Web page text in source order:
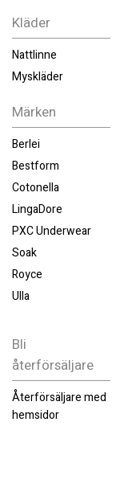
Kläder
Nattlinne
Myskläder
Märken
Berlei
Bestform
Cotonella
LingaDore
PXC Underwear
Soak
Royce
Ulla
Bli
återförsäljare
Återförsäljare med
hemsidor